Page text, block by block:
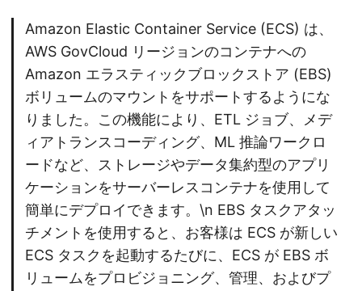
Amazon Elastic Container Service (ECS) は、
AWS GovCloud リージョンのコンテナへの
Amazon エラスティックブロックストア (EBS)
ボリュームのマウントをサポートするようにな
りました。この機能により、ETL ジョブ、メデ
ィアトランスコーディング、ML 推論ワークロ
ードなど、ストレージやデータ集約型のアプリ
ケーションをサーバーレスコンテナを使用して
簡単にデプロイできます。\n EBS タスクアタッ
チメントを使用すると、お客様は ECS が新しい
ECS タスクを起動するたびに、ECS が EBS ボ
リュームをプロビジョニング、管理、およびプ